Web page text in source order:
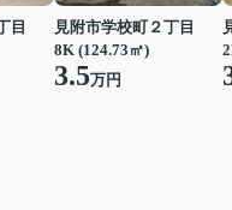
目
見附市学校町２丁目
8K (124.73㎡)
3.5万円